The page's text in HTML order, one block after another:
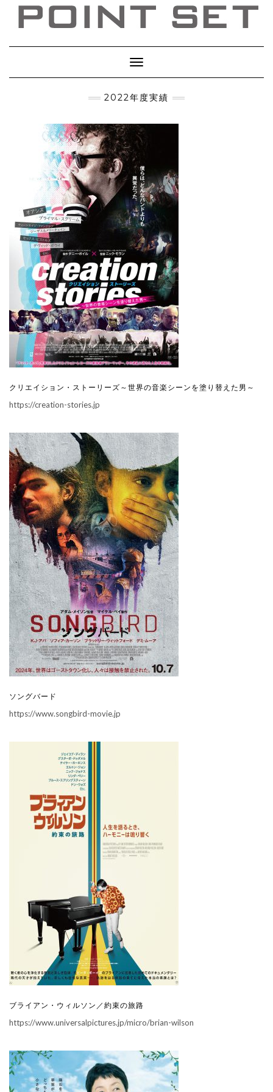
Toggle
Navigation
2022年度実績
クリエイション・ストーリーズ～世界の音楽シーンを塗り替えた男～
https://creation-stories.jp
ソングバード
https://www.songbird-movie.jp
ブライアン・ウィルソン／約束の旅路
https://www.universalpictures.jp/micro/brian-wilson